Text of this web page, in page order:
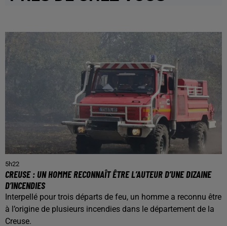
5h22
CREUSE : UN HOMME RECONNAÎT ÊTRE L’AUTEUR D’UNE DIZAINE
D’INCENDIES
Interpellé pour trois départs de feu, un homme a reconnu être
à l’origine de plusieurs incendies dans le département de la
Creuse.